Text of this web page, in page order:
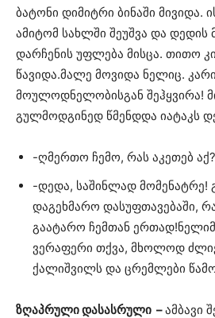
ბატონი დიმიტრი ბინაში მივიდა.
ამიტომ სახლში შეუშვა და
დარჩენის უფლება მისცა. თითო კი
წავიდა.მალე მოვიდა ნელიც.
მოულოდნელობისგან შეჰყვირა!
გულმოდგინედ წმენდდა იატაკს
-ღმერთო ჩემო, რას აკეთებ აქ?
-დედა, საშინლად მომენატრე!
დაგეხმარო დასუფთავებაში,
გაატარო ჩემთან
ვერაფერი თქვა, მხოლოდ
ქალიშვილს და ცრემლები
ზღაპრული დასასრული –ამბავი